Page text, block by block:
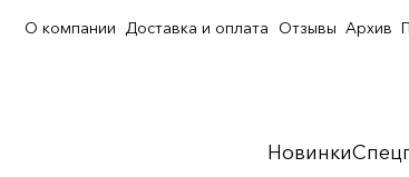
Новинки
О компании Доставка и оплата Отзывы Архив